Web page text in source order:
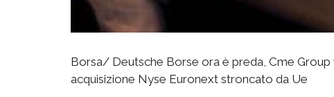
Borsa/ Deutsche Borse ora è preda, Cme Group
acquisizione Nyse Euronext stroncato da Ue